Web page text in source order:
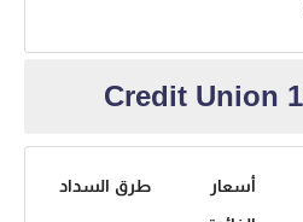
أسعار
طرق السداد